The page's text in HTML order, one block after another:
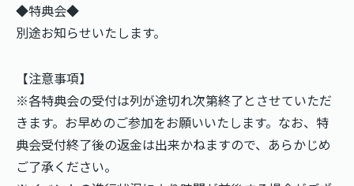
◆特典会◆
別途お知らせいたします。
【注意事項】
※各特典会の受付は列が途切れ次第終了とさせていただ
きます。お早めのご参加をお願いいたします。なお、特
典会受付終了後の返金は出来かねますので、あらかじめ
ご了承ください。